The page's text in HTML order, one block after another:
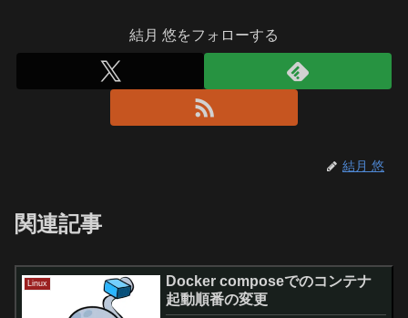
結月 悠をフォローする
結月 悠
関連記事
Linux
Docker composeでのコンテナ
起動順番の変更